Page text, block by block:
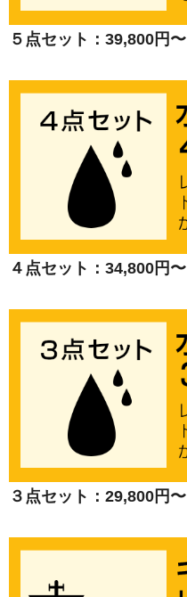
５点セット：39,800円〜
４点セット：34,800円〜
３点セット：29,800円〜